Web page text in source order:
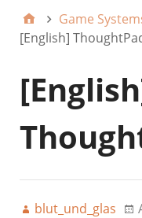
Game
[English]
blut_und_glas